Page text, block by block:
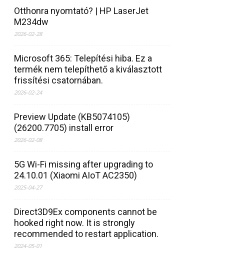
Otthonra nyomtató? | HP LaserJet
M234dw
2026-02-28
Microsoft 365: Telepítési hiba. Ez a
termék nem telepíthető a kiválasztott
frissítési csatornában.
2026-02-24
Preview Update (KB5074105)
(26200.7705) install error
2026-02-08
5G Wi-Fi missing after upgrading to
24.10.01 (Xiaomi AIoT AC2350)
2025-04-27
Direct3D9Ex components cannot be
hooked right now. It is strongly
recommended to restart application.
2024-05-01